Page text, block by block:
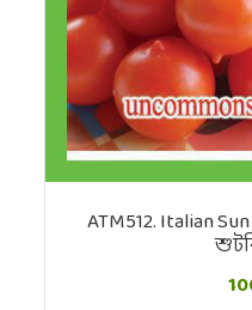
ATM512. Italian